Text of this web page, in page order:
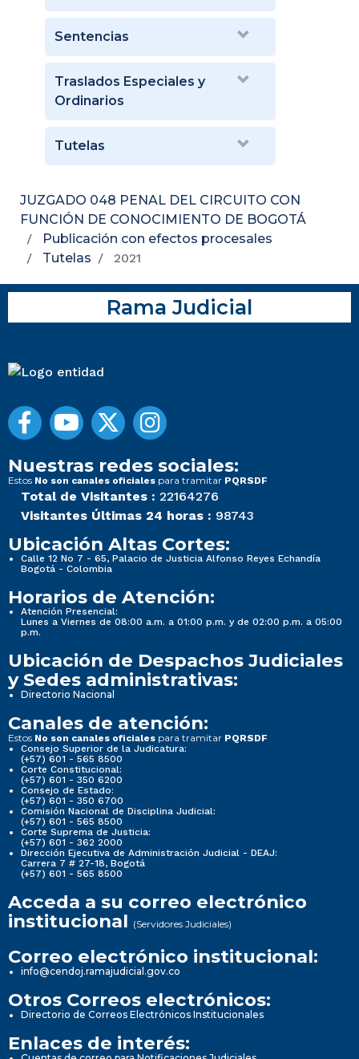
Sentencias
Traslados Especiales y
Ordinarios
Tutelas
JUZGADO 048 PENAL DEL CIRCUITO CON
FUNCIÓN DE CONOCIMIENTO DE BOGOTÁ
Publicación con efectos procesales
Tutelas
2021
Rama Judicial
Nuestras redes sociales:
Estos No son canales oficiales para tramitar PQRSDF
Total de Visitantes : 22164276
Visitantes Últimas 24 horas : 98743
Ubicación Altas Cortes:
Calle 12 No 7 - 65, Palacio de Justicia Alfonso Reyes Echandía
Bogotá - Colombia
Horarios de Atención:
Atención Presencial:
Lunes a Viernes de 08:00 a.m. a 01:00 p.m. y de 02:00 p.m. a 05:00
p.m.
Ubicación de Despachos Judiciales
y Sedes administrativas:
Directorio Nacional
Canales de atención:
Estos No son canales oficiales para tramitar PQRSDF
Consejo Superior de la Judicatura:
(+57) 601 - 565 8500
Corte Constitucional:
(+57) 601 - 350 6200
Consejo de Estado:
(+57) 601 - 350 6700
Comisión Nacional de Disciplina Judicial:
(+57) 601 - 565 8500
Corte Suprema de Justicia:
(+57) 601 - 362 2000
Dirección Ejecutiva de Administración Judicial - DEAJ:
Carrera 7 # 27-18, Bogotá
(+57) 601 - 565 8500
Acceda a su correo electrónico
institucional (Servidores Judiciales)
Correo electrónico institucional:
info@cendoj.ramajudicial.gov.co
Otros Correos electrónicos:
Directorio de Correos Electrónicos Institucionales
Enlaces de interés: